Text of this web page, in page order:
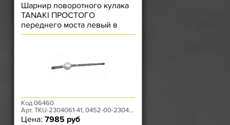
Шарнир поворотного кулака
TANAKI ПРОСТОГО
переднего моста левый в
сборе (длинный)
Код 06460
Арт. TKU-2304061-41, 0452-00-2304061-395
Цена: 7985 руб